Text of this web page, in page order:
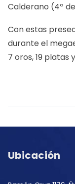
Calderano (4º
Con estas
durante el
7 oros, 19 platas
Ubicación